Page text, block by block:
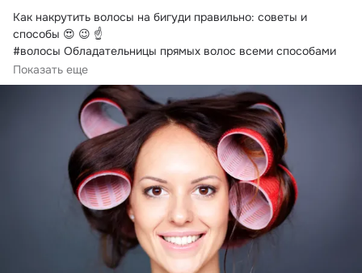
Как накрутить волосы на бигуди правильно: советы и
способы 😍 😉 ☝
#волосы Обладательницы прямых волос всеми способами
стремятся к...
Показать еще